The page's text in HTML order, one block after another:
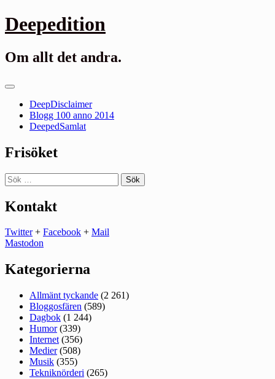
Gå
till
Deepedition
Om allt det andra.
Primär
DeepDisclaimer
Blogg 100 anno 2014
DeepedSamlat
Frisöket
Sök
efter:
Kontakt
Twitter+ Facebook + Mail
Mastodon
Kategorierna
Allmänt tyckande (2 261)
Bloggosfären (589)
Dagbok (1 244)
Humor(339)
Internet (356)
Medier(508)
Musik (355)
Tekniknörderi (265)